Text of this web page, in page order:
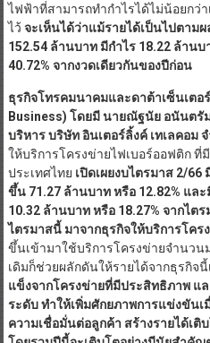
ไฟฟ้าที่สามารถทำกำไรได้ไม่น้อยก
ไว้ จะเห็นได้ว่าแม้รายได้เป็นไปตาม
152.54 ล้านบาท มีกำไร 18.22 ล้าน
40.72% จากงวดเดียวกันของปีก่อน
ธุรกิจโทรคมนาคมและดาต้าเซ็นเตอ
Business) โดยมี นายณัฐนัย อนันตรั
บริหารบริษัท อินเตอร์ลิ้งค์ เทเลคอม
ให้บริการโครงข่ายไฟเบอร์ออฟติก ที่
ประเทศไทย เปิดเผยงบไตรมาส 2/66
ขึ้น 71.27 ล้านบาท หรือ 12.82% แล
10.32 ล้านบาท หรือ 18.27% จากไต
ไตรมาสนี้ มาจากธุรกิจให้บริการโคร
ขึ้นเข้ามาใช้บริการโครงข่ายจำนว
เดิมก็ช่วยผลักดันให้รายได้จากธุรกิจนี้
แข็งจากโครงข่ายที่มีประสิทธิภาพ แ
ระดับ ทำให้เพิ่มศักยภาพการแข่งขัน
ความเชื่อมั่นต่อลูกค้า สร้างรายได้เ